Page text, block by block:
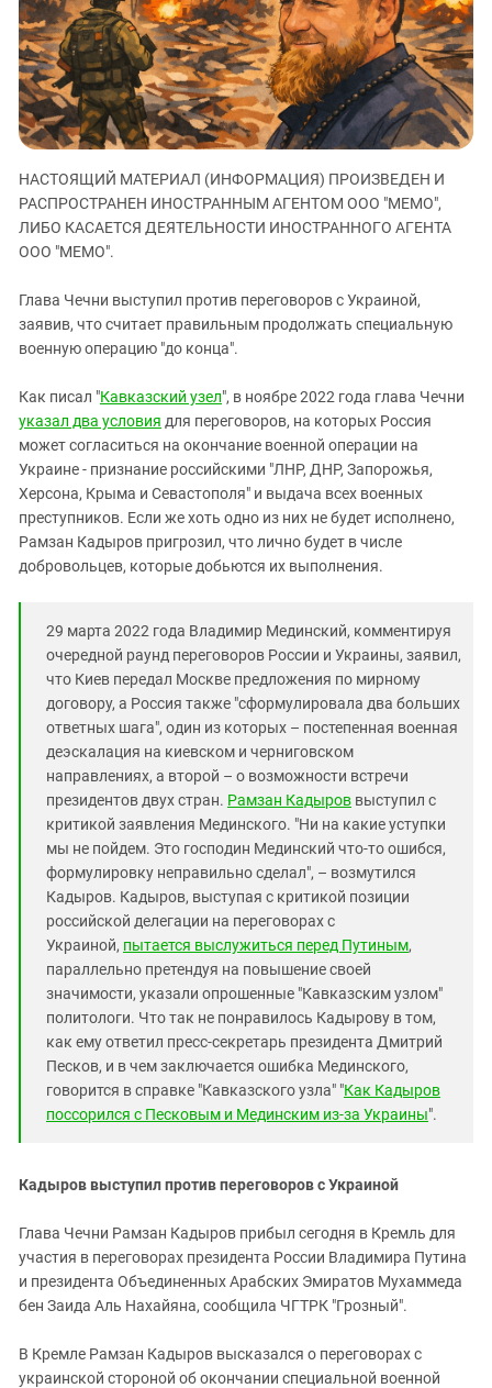
ЗАСТАВЛЯЕТ
КАВКАЗ ЗА ПАЛЕСТИНУ
ИНАКОМЫСЛИЕ В ЧЕЧНЕ
ПРЕСЛЕДОВАНИЕ АКТИВИСТОВ
МОБИЛИЗАЦИЯ И ПРОТЕСТЫ
Дагестан
Ингушетия
Кабардино-Балкария
Калмыкия
Карачаево-Черкесия
Краснодарский край
Нагорный Карабах
Российская Федерация
Ростовская область
Северная Осетия - Алания
СКФО
Ставропольский край
Чечня
Южный Кавказ
ЮФО
НАСТОЯЩИЙ МАТЕРИАЛ (ИНФОРМАЦИЯ) ПРОИЗВЕДЕН И
РАСПРОСТРАНЕН ИНОСТРАННЫМ АГЕНТОМ ООО "МЕМО",
ЛИБО КАСАЕТСЯ ДЕЯТЕЛЬНОСТИ ИНОСТРАННОГО АГЕНТА
ООО "МЕМО".
Глава Чечни выступил против переговоров с Украиной,
заявив, что считает правильным продолжать специальную
военную операцию "до конца".
Как писал "Кавказский узел", в ноябре 2022 года глава Чечни
указал два условия для переговоров, на которых Россия
может согласиться на окончание военной операции на
Украине - признание российскими "ЛНР, ДНР, Запорожья,
Херсона, Крыма и Севастополя" и выдача всех военных
преступников. Если же хоть одно из них не будет исполнено,
Рамзан Кадыров пригрозил, что лично будет в числе
добровольцев, которые добьются их выполнения.
29 марта 2022 года Владимир Мединский, комментируя
очередной раунд переговоров России и Украины, заявил,
что Киев передал Москве предложения по мирному
договору, а Россия также "сформулировала два больших
ответных шага", один из которых – постепенная военная
деэскалация на киевском и черниговском
направлениях, а второй – о возможности встречи
президентов двух стран. Рамзан Кадыров выступил с
критикой заявления Мединского. "Ни на какие уступки
мы не пойдем. Это господин Мединский что-то ошибся,
формулировку неправильно сделал", – возмутился
Кадыров. Кадыров, выступая с критикой позиции
российской делегации на переговорах с
Украиной, пытается выслужиться перед Путиным,
параллельно претендуя на повышение своей
значимости, указали опрошенные "Кавказским узлом"
политологи. Что так не понравилось Кадырову в том,
как ему ответил пресс-секретарь президента Дмитрий
Песков, и в чем заключается ошибка Мединского,
говорится в справке "Кавказского узла" "Как Кадыров
поссорился с Песковым и Мединским из-за Украины".
Кадыров выступил против переговоров с Украиной
Глава Чечни Рамзан Кадыров прибыл сегодня в Кремль для
участия в переговорах президента России Владимира Путина
и президента Объединенных Арабских Эмиратов Мухаммеда
бен Заида Аль Нахайяна, сообщила ЧГТРК "Грозный".
В Кремле Рамзан Кадыров высказался о переговорах с
украинской стороной об окончании специальной военной